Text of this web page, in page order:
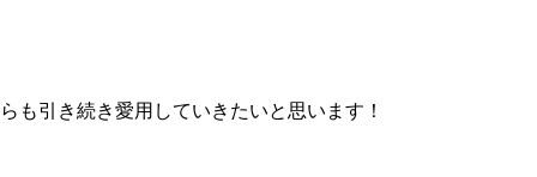
も引き続き愛用していきたいと思います！